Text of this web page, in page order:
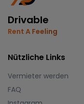
Drivable
Rent A Feeling
Nützliche Links
Vermieter werden
FAQ